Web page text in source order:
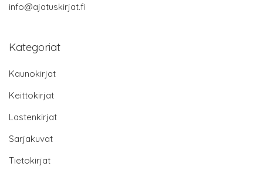
info@ajatuskirjat.fi
Kategoriat
Kaunokirjat
Keittokirjat
Lastenkirjat
Sarjakuvat
Tietokirjat